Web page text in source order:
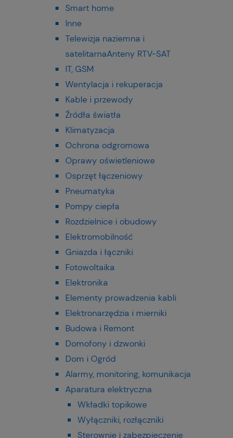
Smart home
Inne
Telewizja naziemna i
satelitarnaAnteny RTV-SAT
IT, GSM
Wentylacja i rekuperacja
Kable i przewody
Źródła światła
Klimatyzacja
Ochrona odgromowa
Oprawy oświetleniowe
Osprzęt łączeniowy
Pneumatyka
Pompy ciepła
Rozdzielnice i obudowy
Elektromobilność
Gniazda i łączniki
Fotowoltaika
Elektronika
Elementy prowadzenia kabli
Elektronarzędzia i mierniki
Budowa i Remont
Domofony i dzwonki
Dom i Ogród
Alarmy, monitoring, komunikacja
Aparatura elektryczna
Wkładki topikowe
Wyłączniki, rozłączniki
Sterownie i zabezpieczenie